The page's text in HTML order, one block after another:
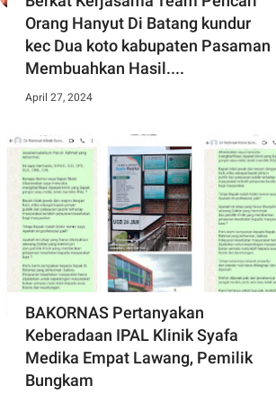
Orang Hanyut Di Batang kundur
kec Dua koto kabupaten Pasaman
Membuahkan Hasil....
April 27, 2024
BAKORNAS Pertanyakan
Keberadaan IPAL Klinik Syafa
Medika Empat Lawang, Pemilik
Bungkam